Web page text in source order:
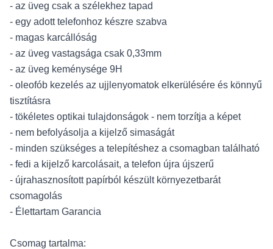
- az üveg csak a szélekhez tapad
- egy adott telefonhoz készre szabva
- magas karcállóság
- az üveg vastagsága csak 0,33mm
- az üveg keménysége 9H
- oleofób kezelés az ujjlenyomatok elkerülésére és könnyű
tisztításra
- tökéletes optikai tulajdonságok - nem torzítja a képet
- nem befolyásolja a kijelző simaságát
- minden szükséges a telepítéshez a csomagban található
- fedi a kijelző karcolásait, a telefon újra újszerű
- újrahasznosított papírból készült környezetbarát
csomagolás
- Élettartam Garancia
Csomag tartalma: